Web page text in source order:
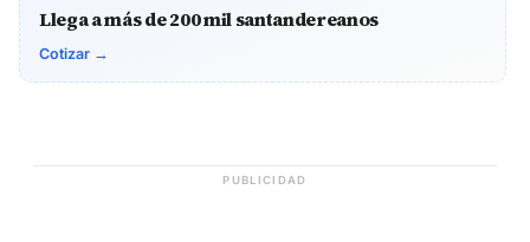
Llega a más de 200 mil santandereanos
Cotizar →
PUBLICIDAD